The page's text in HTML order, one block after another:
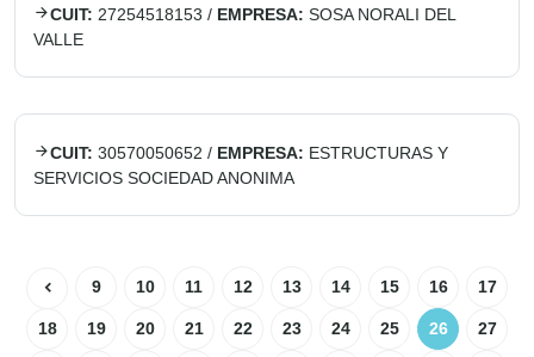
CUIT: 27254518153 / EMPRESA: SOSA NORALI DEL
VALLE
CUIT: 30570050652 / EMPRESA: ESTRUCTURAS Y
SERVICIOS SOCIEDAD ANONIMA
9 10 11 12 13 14 15 16 17
18 19 20 21 22 23 24 25 26 27